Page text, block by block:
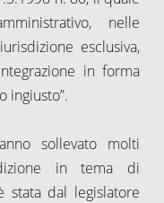
nelle
esclusiva,
in forma
ingiusto”.
sollevato molti
in tema di
stata dal legislatore